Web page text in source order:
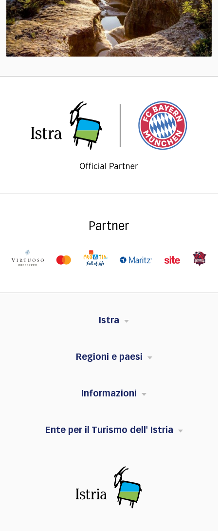
Partner
Istra
Regioni e paesi
Informazioni
Ente per il Turismo dell' Istria